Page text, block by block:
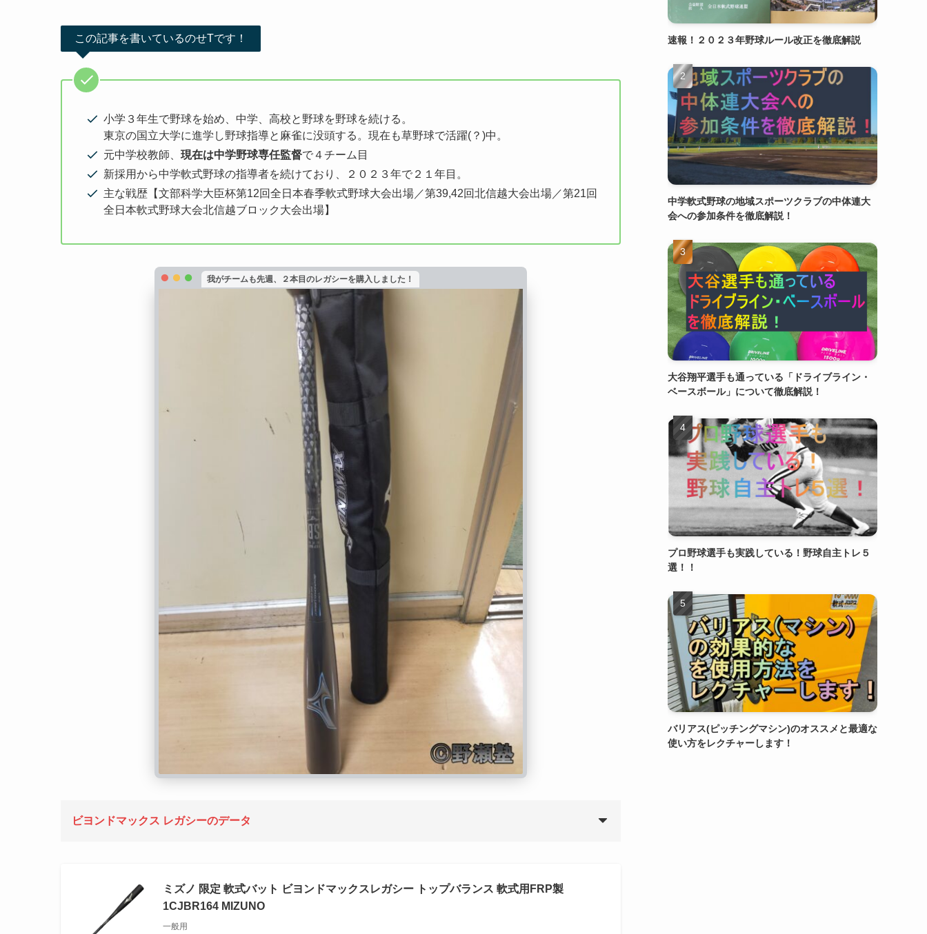
この記事を書いているのせTです！
小学３年生で野球を始め、中学、高校と野球を野球を続ける。
東京の国立大学に進学し野球指導と麻雀に没頭する。現在も草野球で活躍(？)中。
元中学校教師、 現在は中学野球専任監督で４チーム目
新採用から中学軟式野球の指導者を続けており、２０２３年で２１年目。
主な戦歴【文部科学大臣杯第12回全日本春季軟式野球大会出場／第39,42回北信越大会出場／第21回
全日本軟式野球大会北信越ブロック大会出場】
我がチームも先週、２本目のレガシーを購入しました！
ビヨンドマックス レガシーのデータ
ミズノ 限定 軟式バット ビヨンドマックスレガシー トップバランス 軟式用FRP製
1CJBR164 MIZUNO
一般用
速報！２０２３年野球ルール改正を徹底解説
中学軟式野球の地域スポーツクラブの中体連大
会への参加条件を徹底解説！
大谷翔平選手も通っている「ドライブライン・
ベースボール」について徹底解説！
プロ野球選手も実践している！野球自主トレ５
選！！
バリアス(ピッチングマシン)のオススメと最適な
使い方をレクチャーします！